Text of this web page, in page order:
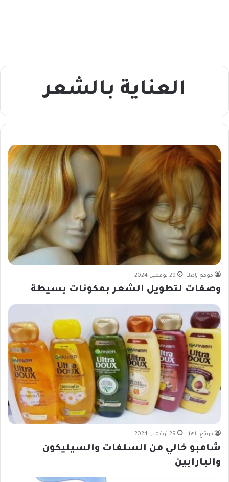
العناية بالشعر
موقع ياهلا 29 نوفمبر، 2024
وصفات لتطويل الشعر بمكونات بسيطة
موقع ياهلا 29 نوفمبر، 2024
شامبو خالي من السلفات والسيليكون
والبارابين